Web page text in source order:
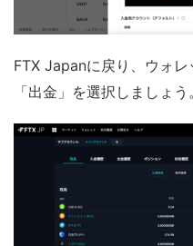
FTX Japanに戻り、ウォ
「出金」を選択しましょう。